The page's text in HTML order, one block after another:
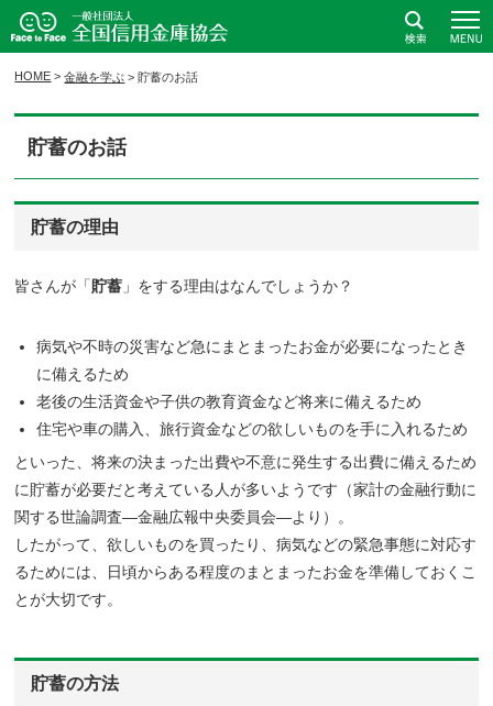
検索
HOME >金融を学ぶ >貯蓄のお話
貯蓄のお話
貯蓄の理由
皆さんが「 貯蓄 」をする理由はなんでしょうか？
病気や不時の災害など急にまとまったお金が必要になったとき
に備えるため
老後の生活資金や子供の教育資金など将来に備えるため
住宅や車の購入、旅行資金などの欲しいものを手に入れるため
といった、将来の決まった出費や不意に発生する出費に備えるため
に貯蓄が必要だと考えている人が多いようです（家計の金融行動に
関する世論調査―金融広報中央委員会―より）。
したがって、欲しいものを買ったり、病気などの緊急事態に対応す
るためには、日頃からある程度のまとまったお金を準備しておくこ
とが大切です。
貯蓄の方法